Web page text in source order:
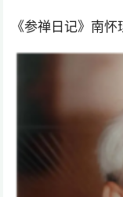
《参禅日记》南怀